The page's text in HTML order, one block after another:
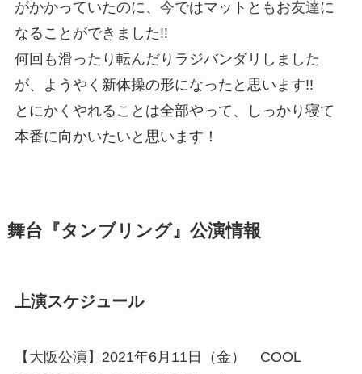
がかかっていたのに、今ではマットともお友達に
なることができました!!
何回も滑ったり転んだりラジバンダリしました
が、ようやく新体操の形になったと思います!!
とにかくやれることは全部やって、しっかり寝て
本番に向かいたいと思います！
舞台『タンブリング』公演情報
上演スケジュール
【大阪公演】2021年6月11日（金） COOL